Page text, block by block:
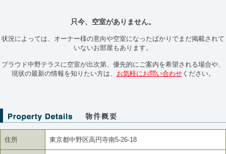
只今、空室がありません。
状況によっては、オーナー様の意向や空室になったばかりでまだ掲載されて
いないお部屋もあります。
プラウド中野テラスに空室が出次第、優先的にご案内を希望される場合や、
現状の最新の情報を知りたい方は、 お気軽にお問い合わせください。
住所 東京都中野区高円寺南5-26-18